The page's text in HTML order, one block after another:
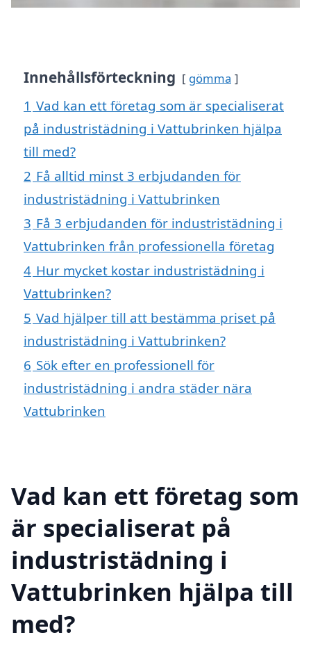
Innehållsförteckning gömma
1 Vad kan ett företag som är specialiserat
på industristädning i Vattubrinken hjälpa
till med?
2 Få alltid minst 3 erbjudanden för
industristädning i Vattubrinken
3 Få 3 erbjudanden för industristädning i
Vattubrinken från professionella företag
4 Hur mycket kostar industristädning i
Vattubrinken?
5 Vad hjälper till att bestämma priset på
industristädning i Vattubrinken?
6 Sök efter en professionell för
industristädning i andra städer nära
Vattubrinken
Vad kan ett företag som
är specialiserat på
industristädning i
Vattubrinken hjälpa till
med?